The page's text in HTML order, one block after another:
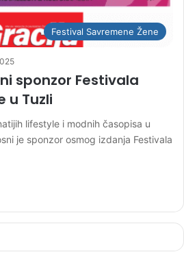
Festival Savremene Žene
sponzor Festivala
u Tuzli
lifestyle i modnih časopisa u
je sponzor osmog izdanja Festivala